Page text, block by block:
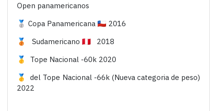
Open panamericanos
🥈 Copa Panamericana 🇨🇱 2016
🥉 Sudamericano 🇵🇪 2018
🥇 Tope Nacional -60k 2020
🥇 del Tope Nacional -66k (Nueva categoria de peso)
2022